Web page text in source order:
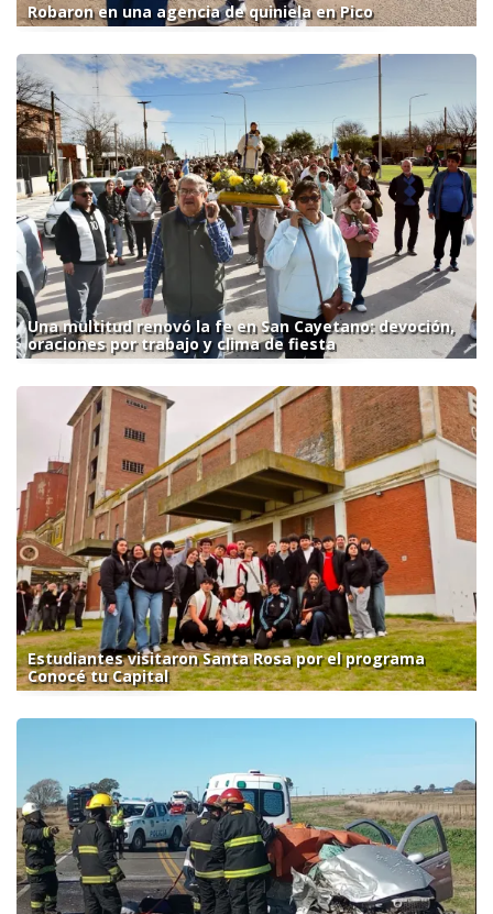
Robaron en una agencia de quiniela en Pico
Una multitud renovó la fe en San Cayetano: devoción,
oraciones por trabajo y clima de fiesta
Estudiantes visitaron Santa Rosa por el programa
Conocé tu Capital